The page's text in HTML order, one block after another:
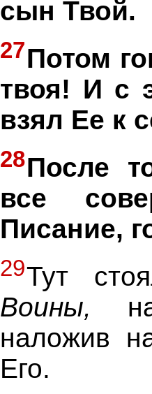
сын Твой.
27Потом
твоя! И с
взял Ее к
28После
все
Писание,
29Тут
Воины,
наложив
Его.